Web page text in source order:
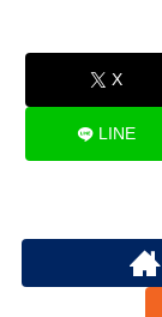
X
LINE